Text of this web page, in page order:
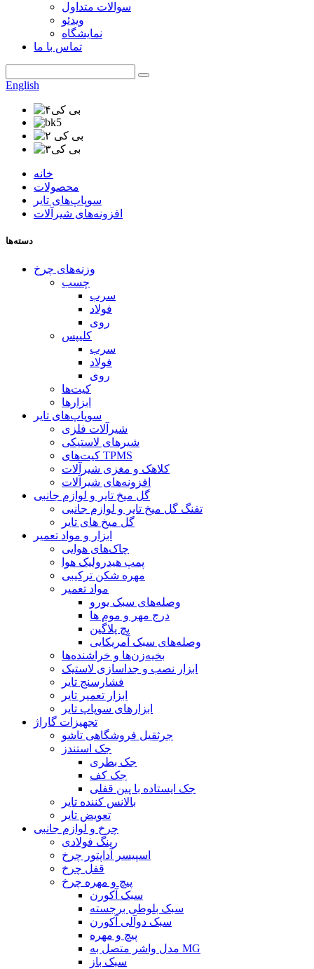
سوالات متداول
ویدئو
نمایشگاه
تماس با ما
English
خانه
محصولات
سوپاپ‌های تایر
افزونه‌های شیرآلات
دسته‌ها
وزنه‌های چرخ
چسب
سرب
فولاد
روی
کلیپس
سرب
فولاد
روی
کیت‌ها
ابزارها
سوپاپ‌های تایر
شیرآلات فلزی
شیرهای لاستیکی
کیت‌های TPMS
کلاهک و مغزی شیرآلات
افزونه‌های شیرآلات
گل میخ تایر و لوازم جانبی
تفنگ گل میخ تایر و لوازم جانبی
گل میخ های تایر
ابزار و مواد تعمیر
چاک‌های هوایی
پمپ هیدرولیک هوا
مهره شکن ترکیبی
مواد تعمیر
وصله‌های سبک یورو
درج مهر و موم ها
پچ پلاگین
وصله‌های سبک آمریکایی
بخیه‌زن‌ها و خراشنده‌ها
ابزار نصب و جداسازی لاستیک
فشارسنج تایر
ابزار تعمیر تایر
ابزارهای سوپاپ تایر
تجهیزات گاراژ
جرثقیل فروشگاهی تاشو
جک استندز
جک بطری
جک کف
جک ایستاده با پین قفلی
بالانس کننده تایر
تعویض تایر
چرخ و لوازم جانبی
رینگ فولادی
اسپیسر آداپتور چرخ
قفل چرخ
پیچ و مهره چرخ
سبک آکورن
سبک بلوطی برجسته
سبک دوآلی آکورن
پیچ و مهره
مدل واشر متصل به MG
سبک باز